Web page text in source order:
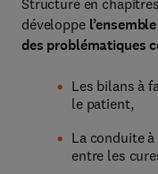
Structuré en
développe l’ensemble
des problématiques
Les bilans à
le patient,
La conduite
entre les